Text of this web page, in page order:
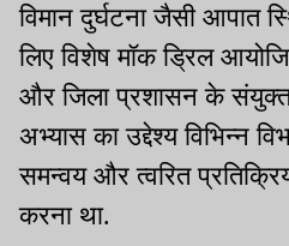
विमान दुर्घटना जैसी आपात
लिए विशेष मॉक ड्रिल
और जिला प्रशासन के
अभ्यास का उद्देश्य विभिन्न
समन्वय और त्वरित
करना था.